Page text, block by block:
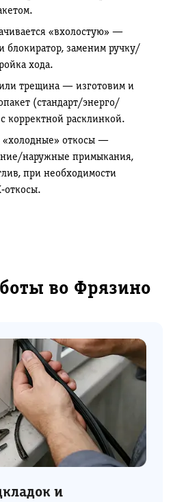
«вхолостую» —
блокиратор, заменим ручку/
хода.
трещина — изготовим и
(стандарт/энерго/
корректной расклинкой.
«холодные» откосы —
наружные примыкания,
при необходимости
во Фрязино
и